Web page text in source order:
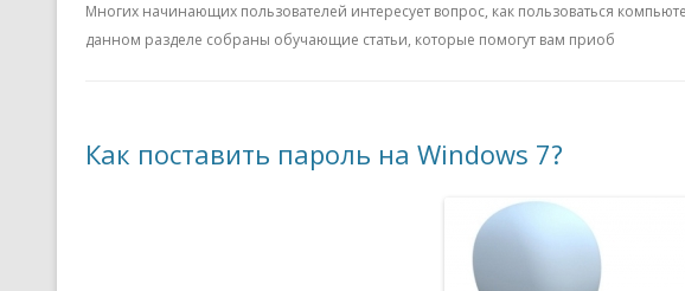
Многих начинающих пользователей интересует вопрос, как пользоваться
данном разделе собраны обучающие статьи, которые помогут вам приоб
Как поставить пароль на Windows 7?